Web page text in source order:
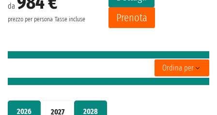
2026 2027 2028
da
prezzo per persona Tasse incluse
Prenota
Ordina per